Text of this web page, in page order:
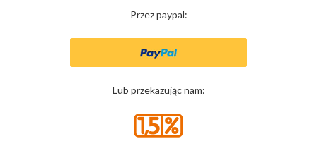
Przez paypal:
Lub przekazując nam: